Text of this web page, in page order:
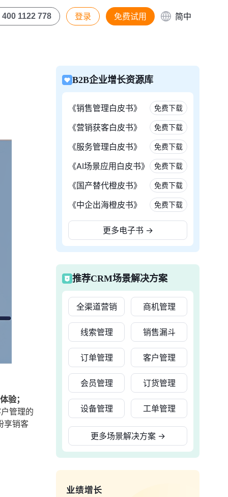
400 1122 778 登录 免费试用 简中
验；
管理的
享销客
B2B企业增长资源库
《销售管理白皮书》 免费下载
《营销获客白皮书》 免费下载
《服务管理白皮书》 免费下载
《AI场景应用白皮书》 免费下载
《国产替代橙皮书》 免费下载
《中企出海橙皮书》 免费下载
更多电子书 →
推荐CRM场景解决方案
全渠道营销 商机管理
线索管理 销售漏斗
订单管理 客户管理
会员管理 订货管理
设备管理 工单管理
更多场景解决方案 →